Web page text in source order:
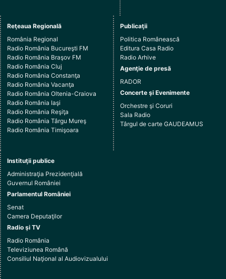
Reţeaua Regională
România Regional
Radio România Bucureşti FM
Radio România Braşov FM
Radio România Cluj
Radio România Constanţa
Radio România Vacanţa
Radio România Oltenia-Craiova
Radio România Iaşi
Radio România Reşiţa
Radio România Târgu Mureş
Radio România Timişoara
Publicaţii
Politica Românească
Editura Casa Radio
Radio Arhive
Agenţie de presă
RADOR
Concerte şi Evenimente
Orchestre şi Coruri
Sala Radio
Târgul de carte GAUDEAMUS
Instituţii publice
Administraţia Prezidenţială
Guvernul României
Parlamentul României
Senat
Camera Deputaţilor
Radio şi TV
Radio România
Televiziunea Română
Consiliul Naţional al Audiovizualului